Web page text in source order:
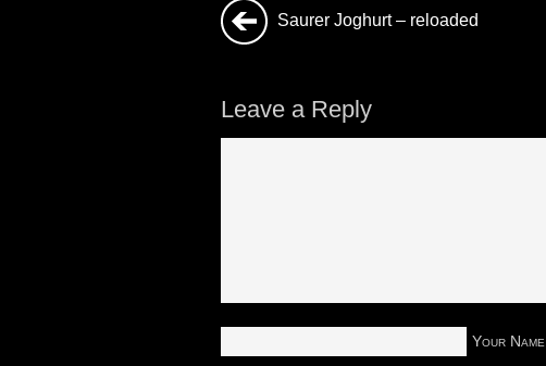
Saurer Joghurt – reloaded
Leave a Reply
Your Name